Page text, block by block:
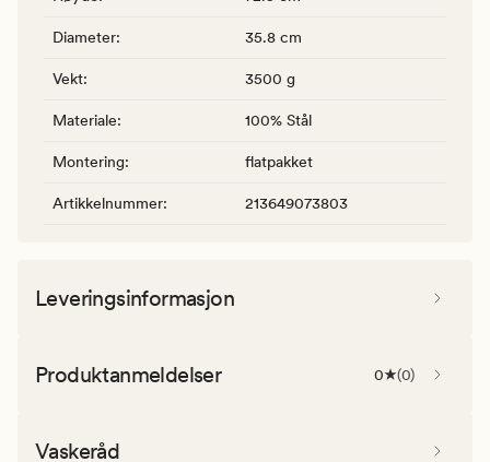
Diameter: 35.8 cm
Vekt: 3500 g
Materiale: 100% Stål
Montering: flatpakket
Artikkelnummer: 213649073803
Leveringsinformasjon
Produktanmeldelser 0 (0)
Vaskeråd